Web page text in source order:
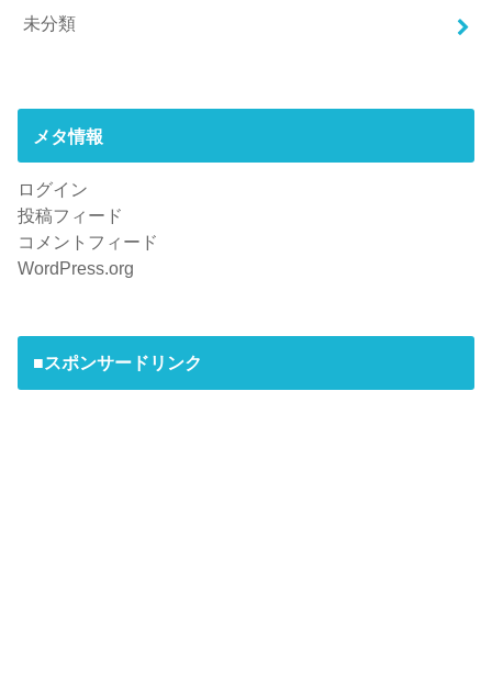
未分類
メタ情報
ログイン
投稿フィード
コメントフィード
WordPress.org
■スポンサードリンク